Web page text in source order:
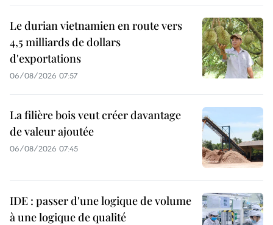
Le durian vietnamien en route vers
4,5 milliards de dollars
d'exportations
06/08/2026 07:57
La filière bois veut créer davantage
de valeur ajoutée
06/08/2026 07:45
IDE : passer d'une logique de volume
à une logique de qualité